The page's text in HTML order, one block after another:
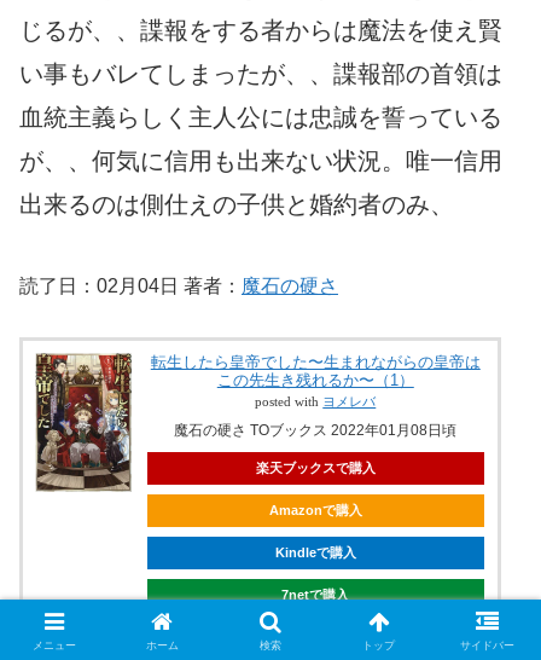
じるが、、諜報をする者からは魔法を使え賢
い事もバレてしまったが、、諜報部の首領は
血統主義らしく主人公には忠誠を誓っている
が、、何気に信用も出来ない状況。唯一信用
出来るのは側仕えの子供と婚約者のみ、
読了日：02月04日 著者： 魔石の硬さ
転生したら皇帝でした〜生まれながらの皇帝は
この先生き残れるか〜（1）
posted with ヨメレバ
魔石の硬さ TOブックス 2022年01月08日頃
楽天ブックスで購入
Amazonで購入
Kindleで購入
7netで購入
メニュー ホーム 検索 トップ サイドバー